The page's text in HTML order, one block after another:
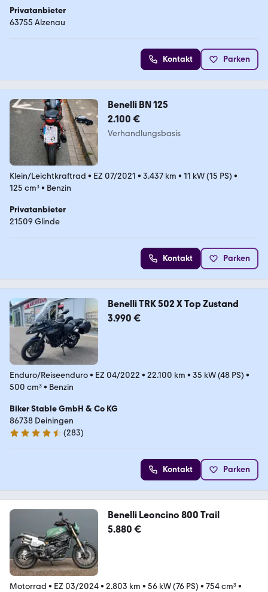
Privatanbieter
63755 Alzenau
Kontakt Parken
Benelli BN 125
2.100 €
Verhandlungsbasis
Klein/Leichtkraftrad • EZ 07/2021 • 3.437 km • 11 kW (15 PS) •
125 cm³• Benzin
Privatanbieter
21509 Glinde
Kontakt Parken
Benelli TRK 502 X Top Zustand
3.990 €
Enduro/Reiseenduro• EZ 04/2022 • 22.100 km • 35 kW (48 PS) •
500 cm³• Benzin
Biker Stable GmbH & Co KG
86738 Deiningen
4.6 Sterne
(283)
Kontakt Parken
Benelli Leoncino 800 Trail
5.880 €
Motorrad • EZ 03/2024• 2.803 km • 56 kW (76 PS) • 754 cm³•